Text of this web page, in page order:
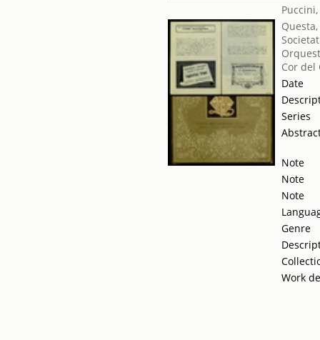
Cor del
Date
Series
Note
Note
Note
Genre
Work